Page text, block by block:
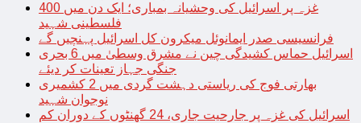
غزہ پر اسرائیل کی وحشیانہ بمباری؛ ایک دن میں 400
فلسطینی شہید
فرانسیسی صدر ایمانوئل میکرون کل اسرائیل پہنچیں گے
اسرائیل حماس کشیدگی چین نے مشرق وسطیٰ میں 6 بحری
جنگی جہاز تعینات کر دیئے
بھارتی فوج کی ریاستی دہشت گردی میں 2 کشمیری
نوجوان شہید
اسرائیل کی غزہ پر جارحیت جاری، 24 گھنٹوں کے دوران کم